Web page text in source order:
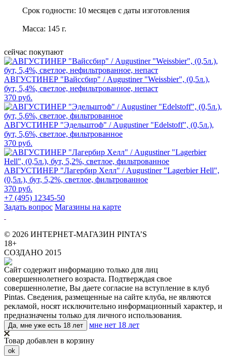
Срок годности: 10 месяцев с даты изготовления
Масса: 145 г.
сейчас покупают
АВГУСТИНЕР "Вайссбир" / Augustiner "Weissbier", (0,5л.),
бут, 5,4%, светлое, нефильтрованное, непаст
370 руб.
АВГУСТИНЕР "Эдельштоф" / Augustiner "Edelstoff", (0,5л.),
бут, 5,6%, светлое, фильтрованное
370 руб.
АВГУСТИНЕР "Лагербир Хелл" / Augustiner "Lagerbier Hell",
(0,5л.), бут, 5,2%, светлое, фильтрованное
370 руб.
+7 (495) 12345-50
Задать вопрос Магазины на карте
© 2026 ИНТЕРНЕТ-МАГАЗИН PINTA’S
18+
СОЗДАНО 2015
Сайт содержит информацию только для лиц
совершеннолетнего возраста. Подтверждая свое
совершеннолетие, Вы даете согласие на вступление в клуб
Pintas. Сведения, размещенные на сайте клуба, не являются
рекламой, носят исключительно информационный характер, и
предназначены только для личного использования.
Да, мне уже есть 18 лет
мне нет 18 лет
Товар добавлен в корзину
ok